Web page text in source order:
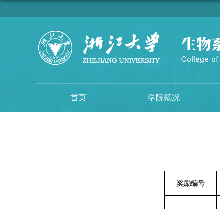
首页 学院概况
奖励编号